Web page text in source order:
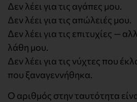
Δεν λέει για τις αγάπες μου.
Δεν λέει για τις απώλειές μου.
Δεν λέει για τις επιτυχίες —
λάθη μου.
Δεν λέει για τις νύχτες που
που ξαναγεννήθηκα.
Ο αριθμός στην ταυτότητα